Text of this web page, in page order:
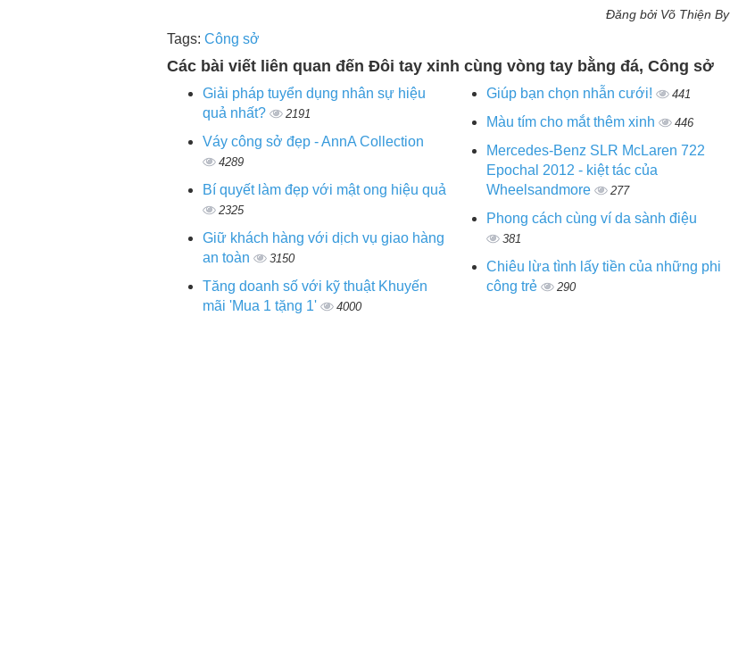
Đăng bởi Võ Thiện By
Tags: Công sở
Các bài viết liên quan đến Đôi tay xinh cùng vòng tay bằng đá, Công sở
Giải pháp tuyển dụng nhân sự hiệu
quả nhất?
2191
Váy công sở đẹp - AnnA Collection
4289
Bí quyết làm đẹp với mật ong hiệu quả
2325
Giữ khách hàng với dịch vụ giao hàng
an toàn
3150
Tăng doanh số với kỹ thuật Khuyến
mãi 'Mua 1 tặng 1'
4000
Giúp bạn chọn nhẫn cưới! 441
Màu tím cho mắt thêm xinh 446
Mercedes-Benz SLR McLaren 722
Epochal 2012 - kiệt tác của
Wheelsandmore
277
Phong cách cùng ví da sành điệu
381
Chiêu lừa tình lấy tiền của những phi
công trẻ
290